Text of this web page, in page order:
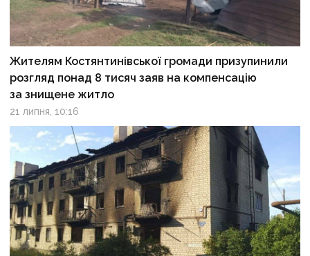
Жителям Костянтинівської громади призупинили
розгляд понад 8 тисяч заяв на компенсацію
за знищене житло
21 липня, 10:16